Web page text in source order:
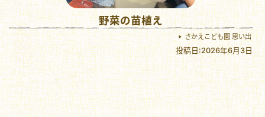
野菜の苗植え
さかえこども園 思い出
投稿日:2026年6月3日